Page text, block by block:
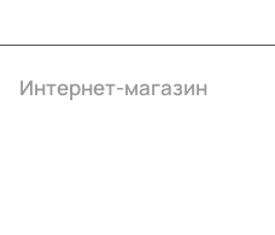
Интернет-магазин